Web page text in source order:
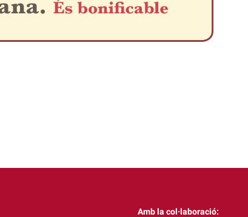
Amb la col·laboració: